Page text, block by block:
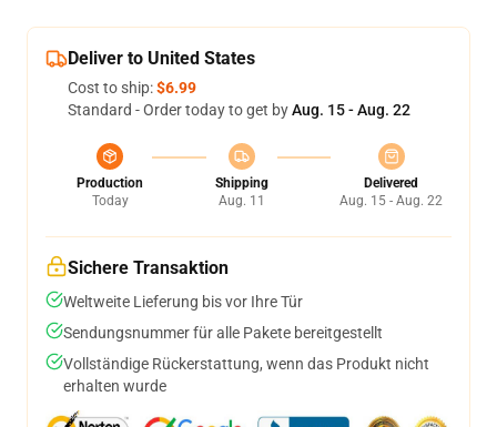
Deliver to United States
Cost to ship:$6.99
Standard - Order today to get byAug. 15 - Aug. 22
Production
Today
Shipping
Aug. 11
Delivered
Aug. 15 - Aug. 22
Sichere Transaktion
Weltweite Lieferung bis vor Ihre Tür
Sendungsnummer für alle Pakete bereitgestellt
Vollständige Rückerstattung, wenn das Produkt nicht
erhalten wurde